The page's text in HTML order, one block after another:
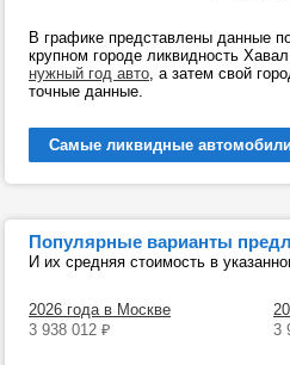
В графике представлены данные
крупном городе ликвидность
нужный год авто, а затем свой
точные данные.
Самые ликвидные автомобили
Популярные варианты
И их средняя стоимость в
2026 года в Москве
3 938 012 ₽
3